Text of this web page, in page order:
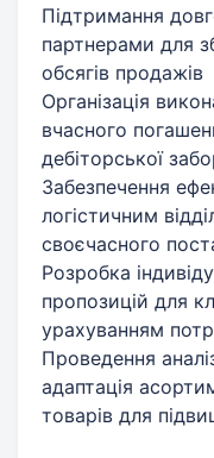
Підтримання
партнерами для
обсягів продажів
Організація
вчасного
дебіторської
Забезпечення
логістичним
своєчасного
Розробка
пропозицій для
урахуванням
Проведення
адаптація
товарів для